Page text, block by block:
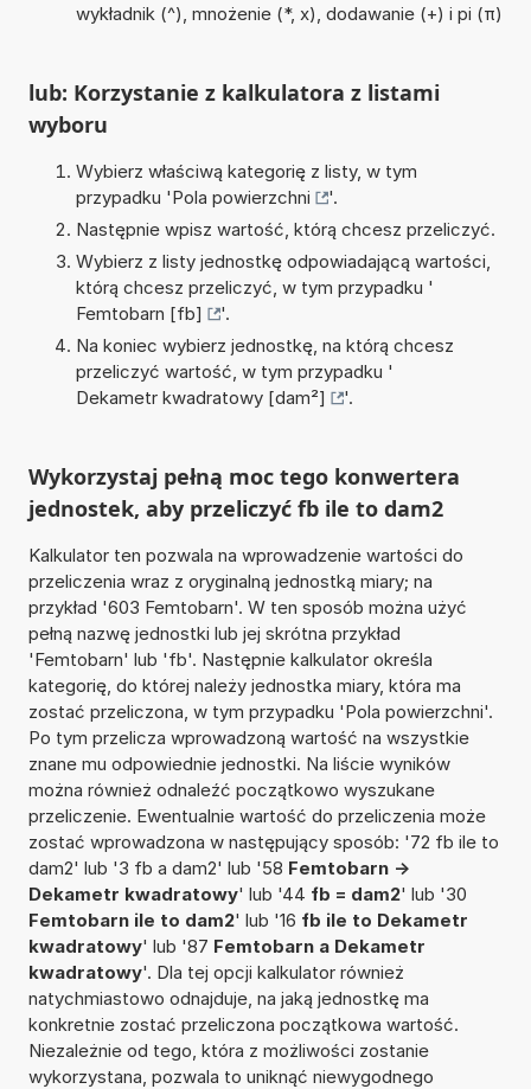
wykładnik (^), mnożenie (*, x), dodawanie (+) i pi (π)
lub: Korzystanie z kalkulatora z listami
wyboru
Wybierz właściwą kategorię z listy, w tym
przypadku 'Pola powierzchni
'.
Następnie wpisz wartość, którą chcesz przeliczyć.
Wybierz z listy jednostkę odpowiadającą wartości,
którą chcesz przeliczyć, w tym przypadku '
Femtobarn [fb]
'.
Na koniec wybierz jednostkę, na którą chcesz
przeliczyć wartość, w tym przypadku '
Dekametr kwadratowy [dam²]
'.
Wykorzystaj pełną moc tego konwertera
jednostek, aby przeliczyć fb ile to dam2
Kalkulator ten pozwala na wprowadzenie wartości do
przeliczenia wraz z oryginalną jednostką miary; na
przykład '603 Femtobarn'. W ten sposób można użyć
pełną nazwę jednostki lub jej skrótna przykład
'Femtobarn' lub 'fb'. Następnie kalkulator określa
kategorię, do której należy jednostka miary, która ma
zostać przeliczona, w tym przypadku 'Pola powierzchni'.
Po tym przelicza wprowadzoną wartość na wszystkie
znane mu odpowiednie jednostki. Na liście wyników
można również odnaleźć początkowo wyszukane
przeliczenie. Ewentualnie wartość do przeliczenia może
zostać wprowadzona w następujący sposób: '72 fb ile to
dam2' lub '3 fb a dam2' lub '58 Femtobarn ->
Dekametr kwadratowy' lub '44 fb = dam2' lub '30
Femtobarn ile to dam2' lub '16 fb ile to Dekametr
kwadratowy' lub '87 Femtobarn a Dekametr
kwadratowy'. Dla tej opcji kalkulator również
natychmiastowo odnajduje, na jaką jednostkę ma
konkretnie zostać przeliczona początkowa wartość.
Niezależnie od tego, która z możliwości zostanie
wykorzystana, pozwala to uniknąć niewygodnego